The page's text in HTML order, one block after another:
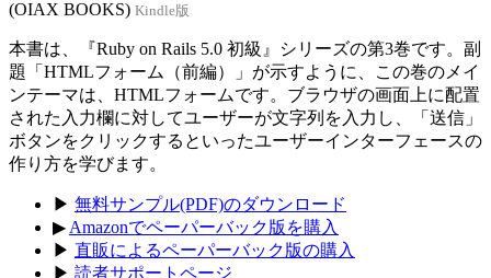
(OIAX BOOKS) Kindle版
本書は、『Ruby on Rails 5.0 初級』シリーズの第3巻です。副
題「HTMLフォーム（前編）」が示すように、この巻のメイ
ンテーマは、HTMLフォームです。ブラウザの画面上に配置
された入力欄に対してユーザーが文字列を入力し、「送信」
ボタンをクリックするといったユーザーインターフェースの
作り方を学びます。
▶ 無料サンプル(PDF)のダウンロード
▶ Amazonでペーパーバック版を購入
▶ 直販によるペーパーバック版の購入
▶ 読者サポートページ